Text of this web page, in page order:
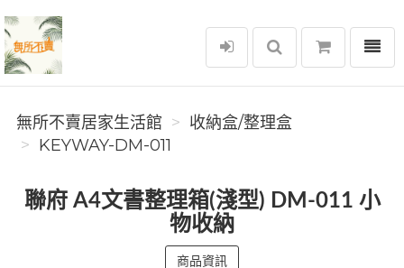
無所不賣居家生活館
選單
無所不賣居家生活館
收納盒/整理盒
KEYWAY-DM-011
聯府 A4文書整理箱(淺型) DM-011 小
物收納
商品資訊